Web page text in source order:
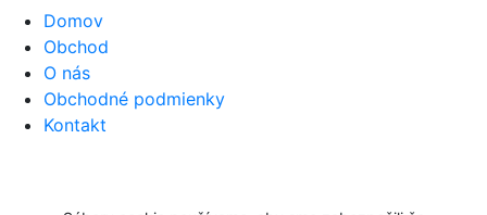
Domov
Obchod
O nás
Obchodné podmienky
Kontakt